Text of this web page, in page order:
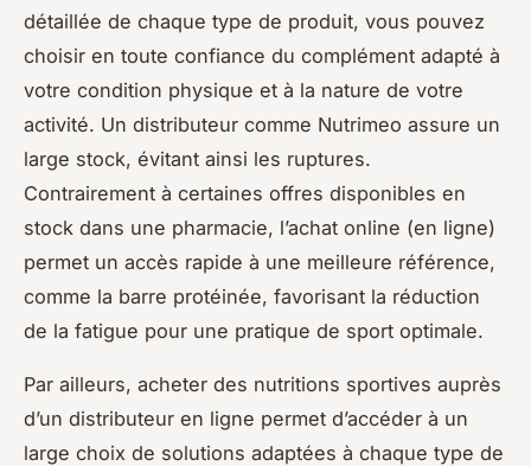
détaillée de chaque type de produit, vous pouvez
choisir en toute confiance du complément adapté à
votre condition physique et à la nature de votre
activité. Un distributeur comme Nutrimeo assure un
large stock, évitant ainsi les ruptures.
Contrairement à certaines offres disponibles en
stock dans une pharmacie, l’achat online (en ligne)
permet un accès rapide à une meilleure référence,
comme la barre protéinée, favorisant la réduction
de la fatigue pour une pratique de sport optimale.
Par ailleurs, acheter des nutritions sportives auprès
d’un distributeur en ligne permet d’accéder à un
large choix de solutions adaptées à chaque type de